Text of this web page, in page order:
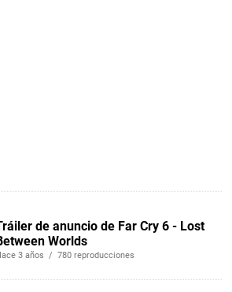
de anuncio de Far Cry 6 - Lost
Worlds
3 años / 780 reproducciones